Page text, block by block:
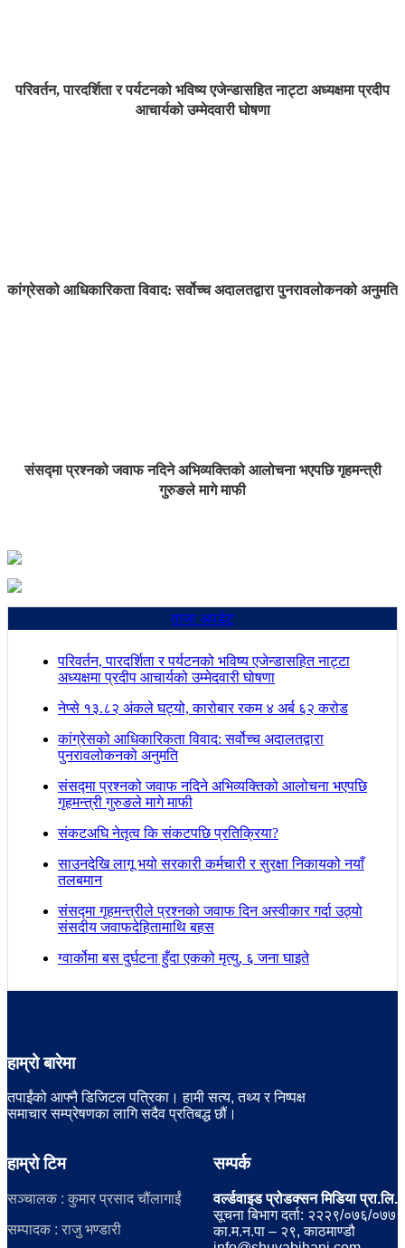
परिवर्तन, पारदर्शिता र पर्यटनको भविष्य एजेन्डासहित नाट्टा अध्यक्षमा प्रदीप
आचार्यको उम्मेदवारी घोषणा
कांग्रेसको आधिकारिकता विवाद: सर्वोच्च अदालतद्वारा पुनरावलोकनको अनुमति
संसद्मा प्रश्नको जवाफ नदिने अभिव्यक्तिको आलोचना भएपछि गृहमन्त्री
गुरुङले मागे माफी
ताजा अपडेट
परिवर्तन, पारदर्शिता र पर्यटनको भविष्य एजेन्डासहित नाट्टा
अध्यक्षमा प्रदीप आचार्यको उम्मेदवारी घोषणा
नेप्से १३.८२ अंकले घट्यो, कारोबार रकम ४ अर्ब ६२ करोड
कांग्रेसको आधिकारिकता विवाद: सर्वोच्च अदालतद्वारा
पुनरावलोकनको अनुमति
संसद्मा प्रश्नको जवाफ नदिने अभिव्यक्तिको आलोचना भएपछि
गृहमन्त्री गुरुङले मागे माफी
संकटअघि नेतृत्व कि संकटपछि प्रतिक्रिया?
साउनदेखि लागू भयो सरकारी कर्मचारी र सुरक्षा निकायको नयाँ
तलबमान
संसद्मा गृहमन्त्रीले प्रश्नको जवाफ दिन अस्वीकार गर्दा उठ्यो
संसदीय जवाफदेहितामाथि बहस
ग्वार्कोमा बस दुर्घटना हुँदा एकको मृत्यु, ६ जना घाइते
हाम्रो बारेमा
तपाईंको आफ्नै डिजिटल पत्रिका। हामी सत्य, तथ्य र निष्पक्ष
समाचार सम्प्रेषणका लागि सदैव प्रतिबद्ध छौं।
हाम्रो टिम
सञ्चालक : कुमार प्रसाद चौंलागाईं
सम्पादक : राजु भण्डारी
सम्पर्क
वर्ल्डवाइड प्रोडक्सन मिडिया प्रा.लि.
सूचना बिभाग दर्ता: २२२९/०७६/०७७
का.म.न.पा – २९, काठमाण्डौ